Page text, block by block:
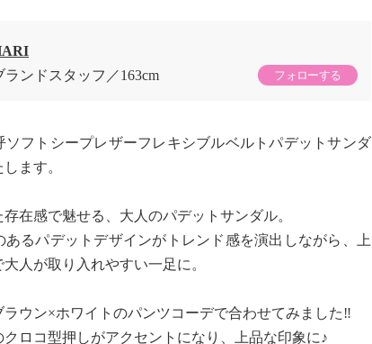
ランドスタッフ
163cm フォローする
ソフトシープレザーフレキシブルベルトパデットサンダ
ます。
在感で魅せる、大人のパデットサンダル。
あるパデットデザインがトレンド感を演出しながら、上
人が取り入れやすい一足に。
ラウン×ホワイトのパンツコーデで合わせてみました‼︎
ロコ型押しがアクセントになり、上品な印象に♪